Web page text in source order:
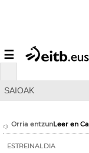
☰
SAIOAK
Orria entzunLeer en
ESTREINALDIA